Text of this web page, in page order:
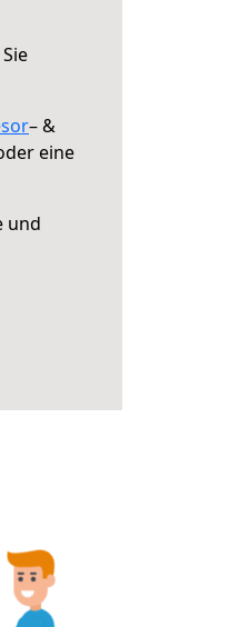
– &
eine
und